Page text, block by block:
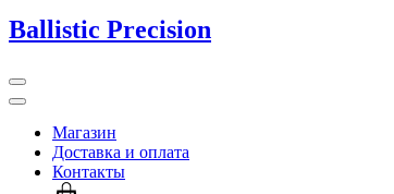
Ballistic Precision
Магазин
Доставка и оплата
Контакты